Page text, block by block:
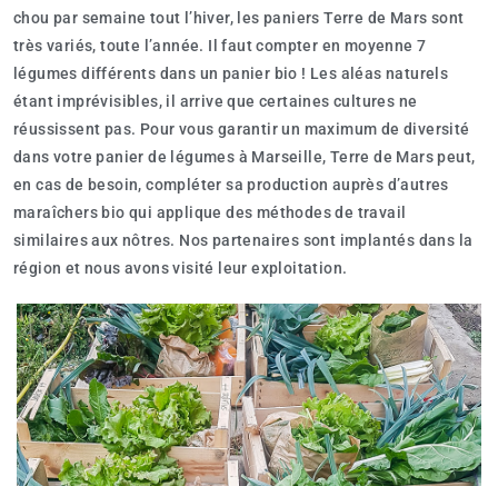
chou par semaine tout l’hiver, les paniers Terre de Mars sont
très variés, toute l’année. Il faut compter en moyenne 7
légumes différents dans un panier bio ! Les aléas naturels
étant imprévisibles, il arrive que certaines cultures ne
réussissent pas. Pour vous garantir un maximum de diversité
dans votre panier de légumes à Marseille, Terre de Mars peut,
en cas de besoin, compléter sa production auprès d’autres
maraîchers bio qui applique des méthodes de travail
similaires aux nôtres. Nos partenaires sont implantés dans la
région et nous avons visité leur exploitation.